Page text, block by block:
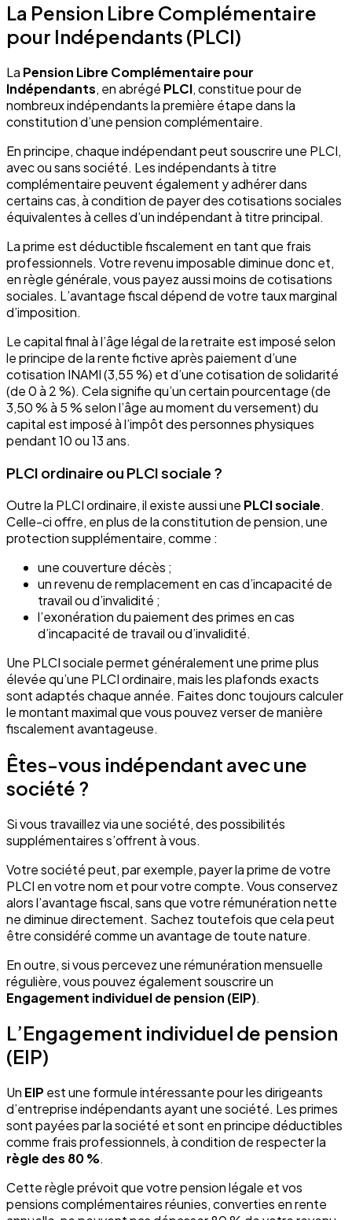
La Pension Libre Complémentaire
pour Indépendants (PLCI)
La Pension Libre Complémentaire pour
Indépendants, en abrégé PLCI, constitue pour de
nombreux indépendants la première étape dans la
constitution d’une pension complémentaire.
En principe, chaque indépendant peut souscrire une PLCI,
avec ou sans société. Les indépendants à titre
complémentaire peuvent également y adhérer dans
certains cas, à condition de payer des cotisations sociales
équivalentes à celles d’un indépendant à titre principal.
La prime est déductible fiscalement en tant que frais
professionnels. Votre revenu imposable diminue donc et,
en règle générale, vous payez aussi moins de cotisations
sociales. L’avantage fiscal dépend de votre taux marginal
d’imposition.
Le capital final à l’âge légal de la retraite est imposé selon
le principe de la rente fictive après paiement d’une
cotisation INAMI (3,55 %) et d’une cotisation de solidarité
(de 0 à 2 %). Cela signifie qu’un certain pourcentage (de
3,50 % à 5 % selon l’âge au moment du versement) du
capital est imposé à l’impôt des personnes physiques
pendant 10 ou 13 ans.
PLCI ordinaire ou PLCI sociale ?
Outre la PLCI ordinaire, il existe aussi une PLCI sociale.
Celle-ci offre, en plus de la constitution de pension, une
protection supplémentaire, comme :
une couverture décès ;
un revenu de remplacement en cas d’incapacité de
travail ou d’invalidité ;
l’exonération du paiement des primes en cas
d’incapacité de travail ou d’invalidité.
Une PLCI sociale permet généralement une prime plus
élevée qu’une PLCI ordinaire, mais les plafonds exacts
sont adaptés chaque année. Faites donc toujours calculer
le montant maximal que vous pouvez verser de manière
fiscalement avantageuse.
Êtes-vous indépendant avec une
société ?
Si vous travaillez via une société, des possibilités
supplémentaires s’offrent à vous.
Votre société peut, par exemple, payer la prime de votre
PLCI en votre nom et pour votre compte. Vous conservez
alors l’avantage fiscal, sans que votre rémunération nette
ne diminue directement. Sachez toutefois que cela peut
être considéré comme un avantage de toute nature.
En outre, si vous percevez une rémunération mensuelle
régulière, vous pouvez également souscrire un
Engagement individuel de pension (EIP).
L’Engagement individuel de pension
(EIP)
Un EIP est une formule intéressante pour les dirigeants
d’entreprise indépendants ayant une société. Les primes
sont payées par la société et sont en principe déductibles
comme frais professionnels, à condition de respecter la
règle des 80 %.
Cette règle prévoit que votre pension légale et vos
pensions complémentaires réunies, converties en rente